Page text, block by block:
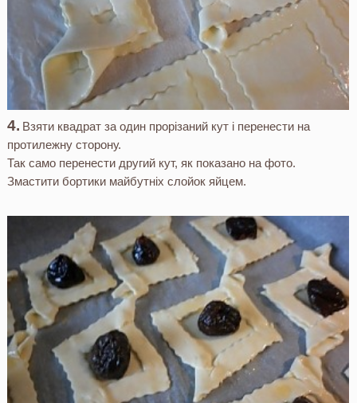
Взяти квадрат за один прорізаний кут і перенести на
протилежну сторону.
Так само перенести другий кут, як показано на фото.
Змастити бортики майбутніх слойок яйцем.